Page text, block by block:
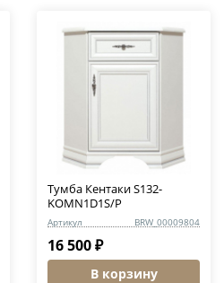
Тумба Кентаки S132-
KOMN1D1S/P
Артикул BRW_00009804
16 500 ₽
В корзину